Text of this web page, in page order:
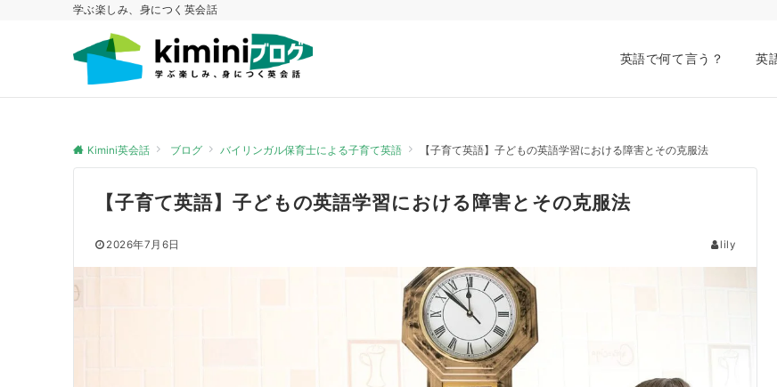
学ぶ楽しみ、身につく英会話
英語で何て言う？ 英
Kimini英会話 ブログ バイリンガル保育士による子育て英語 【子育て英語】子どもの英語学習における障害とその克服法
【子育て英語】子どもの英語学習における障害とその克服法
2026年7月6日 lily